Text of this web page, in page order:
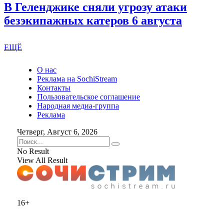
В Геленджике сняли угрозу атаки
безэкипажных катеров 6 августа
ЕЩЁ
О нас
Реклама на SochiStream
Контакты
Пользовательское соглашение
Народная медиа-группа
Реклама
Четверг, Август 6, 2026
No Result
View All Result
16+